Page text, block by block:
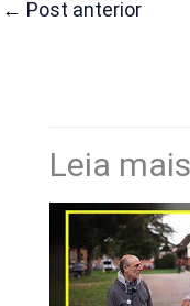
← Post anterior
Leia mais